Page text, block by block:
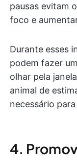
pausas evitam
foco e
Durante esses
podem fazer
olhar pela
animal de
necessário
4.